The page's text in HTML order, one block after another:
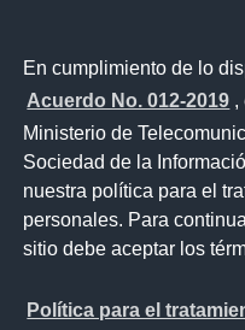
En cumplimiento de lo
Acuerdo No. 012-2019 ,
Ministerio de
Sociedad de la
nuestra política para el
personales. Para
sitio debe aceptar los
Política para el
Entérate
Contacto
Portal
Sistema